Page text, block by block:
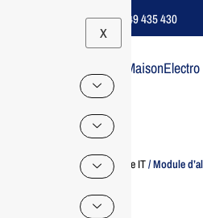
Support B2B Dédié | 06 49 435 430
X
MaisonElectro
Home/ Accessoire IT/ Module